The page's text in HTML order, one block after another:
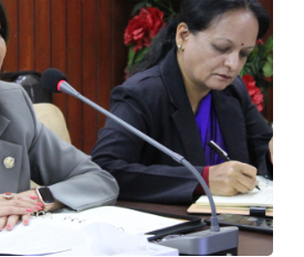
तथा ज्येष्ठ नागरिक मन्त्री श्रद्धा
धन्यवाद ज्ञापन कार्यक्रम
६फोटोहरू